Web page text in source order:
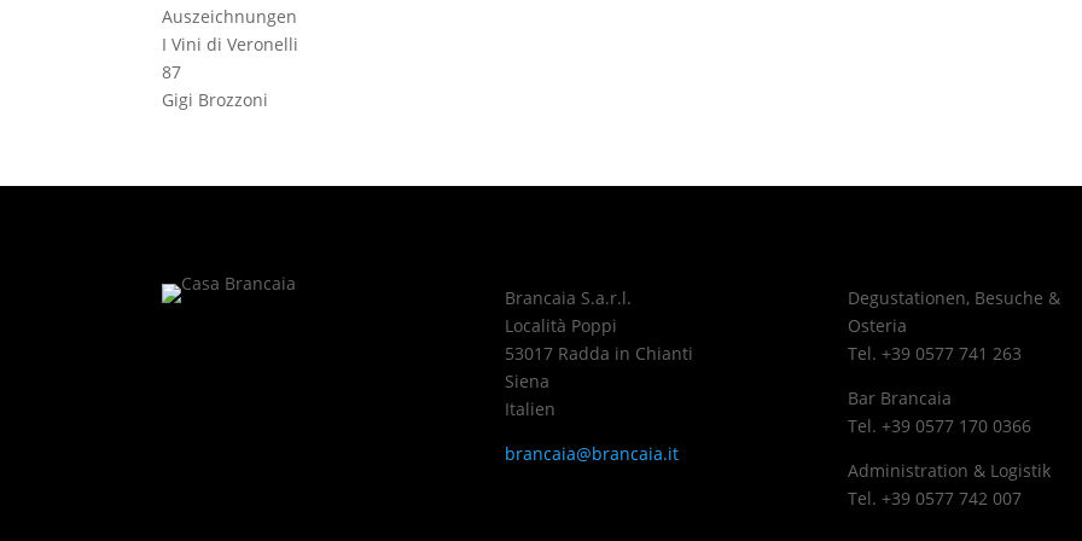
Auszeichnungen
I Vini di Veronelli
87
Gigi Brozzoni
Brancaia S.a.r.l.
Località Poppi
53017 Radda in Chianti
Siena
Italien
brancaia@brancaia.it
Degustationen, Besuche &
Osteria
Tel. +39 0577 741 263
Bar Brancaia
Tel. +39 0577 170 0366
Administration & Logistik
Tel. +39 0577 742 007